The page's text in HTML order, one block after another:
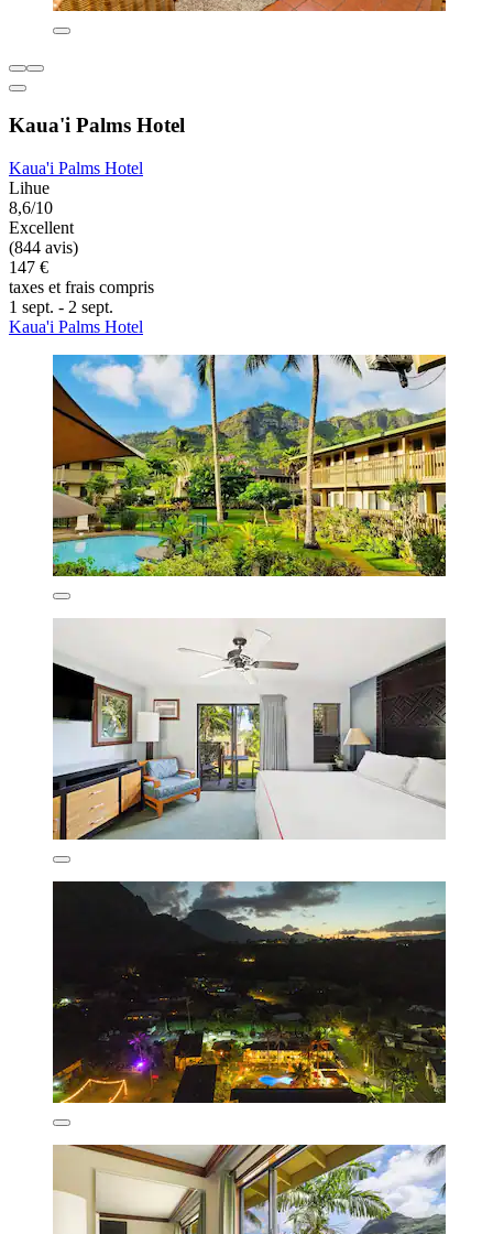
Kaua'i Palms Hotel
Kaua'i Palms Hotel
Lihue
8,6/10
Excellent
(844 avis)
147 €
taxes et frais compris
1 sept. - 2 sept.
Kaua'i Palms Hotel